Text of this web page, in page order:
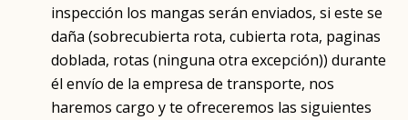
inspección los mangas serán enviados, si este se
daña (sobrecubierta rota, cubierta rota, paginas
doblada, rotas (ninguna otra excepción)) durante
él envío de la empresa de transporte, nos
haremos cargo y te ofreceremos las siguientes